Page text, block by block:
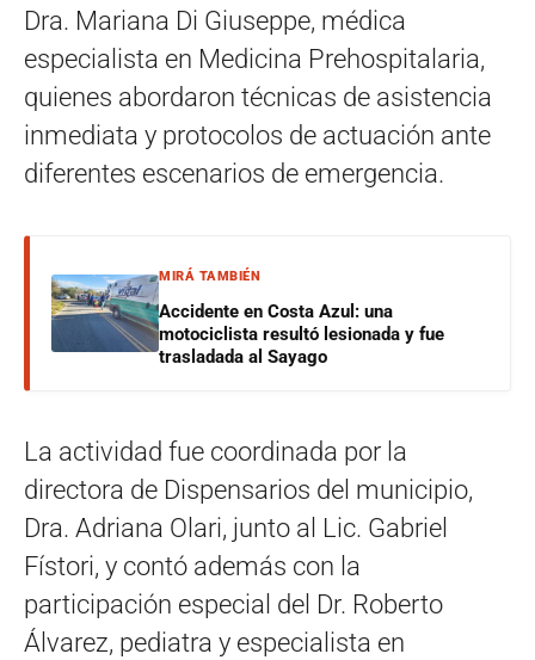
Dra. Mariana Di Giuseppe, médica
especialista en Medicina Prehospitalaria,
quienes abordaron técnicas de asistencia
inmediata y protocolos de actuación ante
diferentes escenarios de emergencia.
MIRÁ TAMBIÉN
Accidente en Costa Azul: una
motociclista resultó lesionada y fue
trasladada al Sayago
La actividad fue coordinada por la
directora de Dispensarios del municipio,
Dra. Adriana Olari, junto al Lic. Gabriel
Fístori, y contó además con la
participación especial del Dr. Roberto
Álvarez, pediatra y especialista en